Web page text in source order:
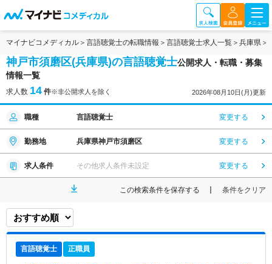
マイナビコメディカル 言語聴覚士の転職情報 言語聴覚士求人一覧 兵庫県
神戸市須磨区(兵庫県)の言語聴覚士公開求人・転職・募集
情報一覧
求人数 14 件※非公開求人を除く 2026年08月10日(月)更新
職種 言語聴覚士 変更する
勤務地 兵庫県神戸市須磨区 変更する
求人条件 その他求人条件未設定 変更する
この検索条件を保存する 条件をクリア
言語聴覚士 正職員